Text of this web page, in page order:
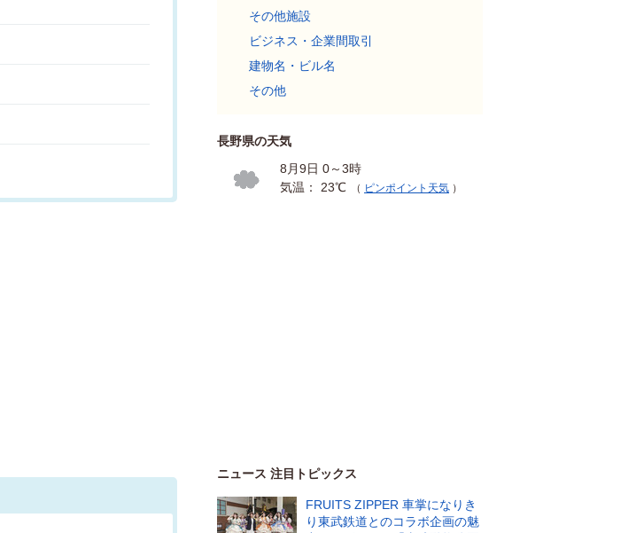
その他施設
ビジネス・企業間取引
建物名・ビル名
その他
長野県の天気
8月9日 0～3時
気温： 23℃
（ ピンポイント天気 ）
ニュース 注目トピックス
FRUITS ZIPPER 車掌になりき
り東武鉄道とのコラボ企画の魅